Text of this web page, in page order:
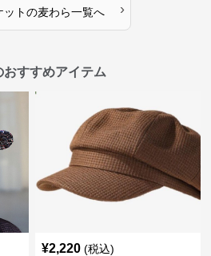
ットの麦わら一覧へ ›
すすめアイテム
¥2,220 (税込)